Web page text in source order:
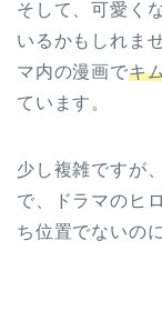
そして、可愛く
いるかもしれま
マ内の漫画でキ
ています。
少し複雑ですが
で、ドラマのヒ
ち位置でないの